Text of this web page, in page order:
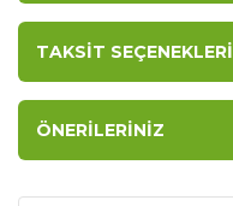
TAKSIT SEÇENEKLERI
ÖNERILERINIZ